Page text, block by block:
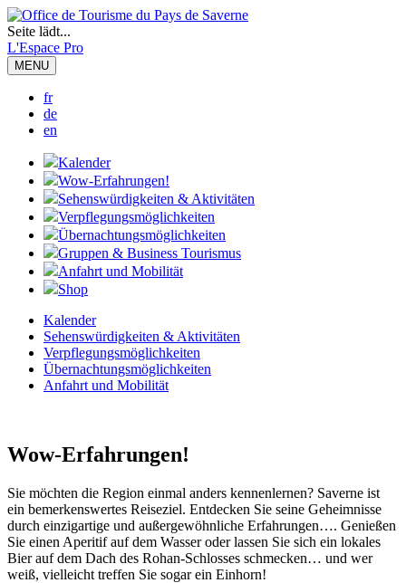
Seite lädt...
L'Espace Pro
MENU
fr
de
en
Kalender
Wow-Erfahrungen!
Sehenswürdigkeiten & Aktivitäten
Verpflegungsmöglichkeiten
Übernachtungsmöglichkeiten
Gruppen & Business Tourismus
Anfahrt und Mobilität
Shop
Kalender
Sehenswürdigkeiten & Aktivitäten
Verpflegungsmöglichkeiten
Übernachtungsmöglichkeiten
Anfahrt und Mobilität
Wow-Erfahrungen!
Sie möchten die Region einmal anders kennenlernen? Saverne ist
ein bemerkenswertes Reiseziel. Entdecken Sie seine Geheimnisse
durch einzigartige und außergewöhnliche Erfahrungen…. Genießen
Sie einen Aperitif auf dem Wasser oder lassen Sie sich ein lokales
Bier auf dem Dach des Rohan-Schlosses schmecken… und wer
weiß, vielleicht treffen Sie sogar ein Einhorn!